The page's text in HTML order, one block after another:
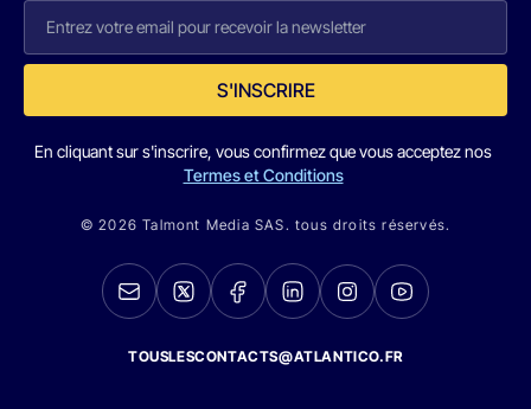
S'INSCRIRE
En cliquant sur s'inscrire, vous confirmez que vous acceptez nos
Termes et Conditions
© 2026 Talmont Media SAS. tous droits réservés.
TOUSLESCONTACTS@ATLANTICO.FR